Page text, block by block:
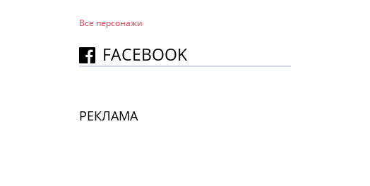
Все персонажи
FACEBOOK
РЕКЛАМА